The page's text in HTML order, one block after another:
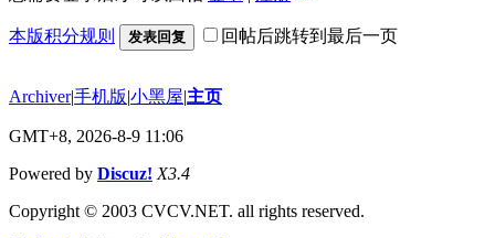
本版积分规则 发表回复 回帖后跳转到最后一页
Archiver|手机版|小黑屋|主页
GMT+8, 2026-8-9 11:06
Powered by Discuz! X3.4
Copyright © 2003 CVCV.NET. all rights reserved.